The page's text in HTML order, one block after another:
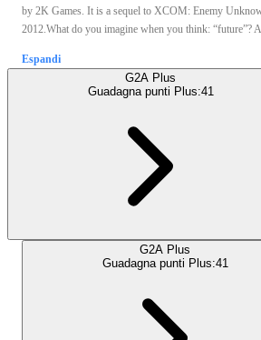
by 2K Games. It is a sequel to XCOM: Enemy
2012.What do you imagine when you think: “future”?
Espandi
G2A Plus
Guadagna punti Plus:41
G2A Plus
Guadagna punti Plus:41